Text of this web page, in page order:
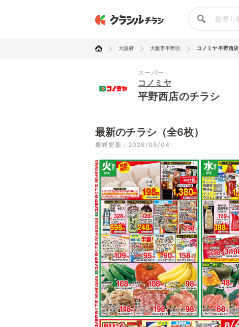
大阪府 大阪市平野区 コノミヤ 平野西店
スーパー
コノミヤ
平野西店のチラシ
最新のチラシ（全6枚）
最終更新：2026/08/04